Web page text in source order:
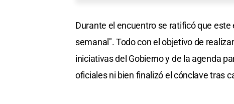
Durante el encuentro se ratificó que
semanal". Todo con el objetivo de
iniciativas del Gobierno y de la agenda
oficiales ni bien finalizó el cónclave tras